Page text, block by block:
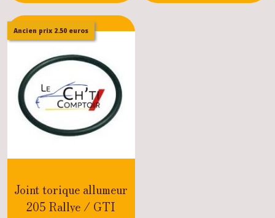
Ancien prix 2.50 euros
Joint torique allumeur
205 Rallye / GTI